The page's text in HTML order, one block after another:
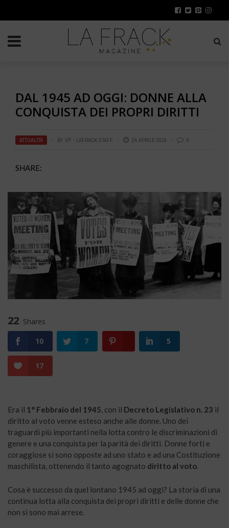
DAL 1945 AD OGGI: DONNE ALLA
CONQUISTA DEI PROPRI DIRITTI
ATTUALITÀ BY VP - LAFRACK STAFF 24 APRILE 2019 0
SHARE:
22 Shares
10
7 5
17
Era il 1° Febbraio del 1945, con il Decreto Legislativo n. 23 il
diritto al voto venne esteso anche alle donne. Uno dei
traguardi più importanti nella lotta contro le discriminazioni di
genere e una conquista per la parità dei diritti. Donne forti e
coraggiose si sono opposte ad uno stato e ad una Costituzione
maschilista, ottenendo il tanto agognato diritto al voto.
Cosa è successo da quel lontano 1945 ad oggi? La storia di una
continua lotta alla conquista dei propri diritti e delle donne che
non si sono mai arrese.